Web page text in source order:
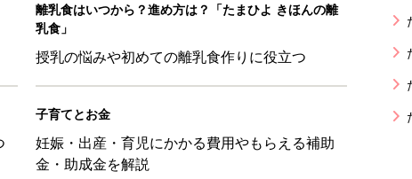
離乳食はいつから？進め方は？「たまひよ きほんの離
乳食」
授乳の悩みや初めての離乳食作りに役立つ
子育てとお金
妊娠・出産・育児にかかる費用やもらえる補助
金・助成金を解説